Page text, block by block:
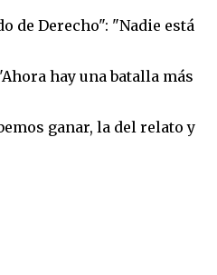
de Derecho": "Nadie está
hay una batalla más
ganar, la del relato y